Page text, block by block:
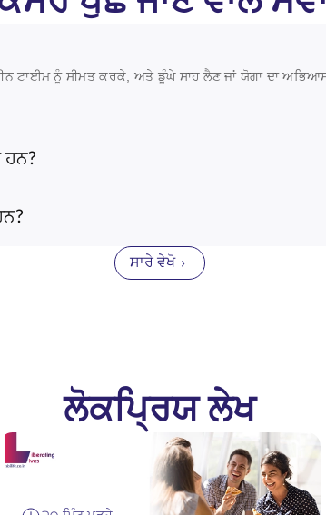
ਟਾਈਮ ਨੂੰ ਸੀਮਤ ਕਰਕੇ, ਅਤੇ ਡੂੰਘੇ ਸਾਹ ਲੈਣ ਜਾਂ ਯੋਗਾ ਦਾ
ਹਨ?
ਸਾਰੇ ਵੇਖੋ
ਲੋਕਪ੍ਰਿਯ ਲੇਖ